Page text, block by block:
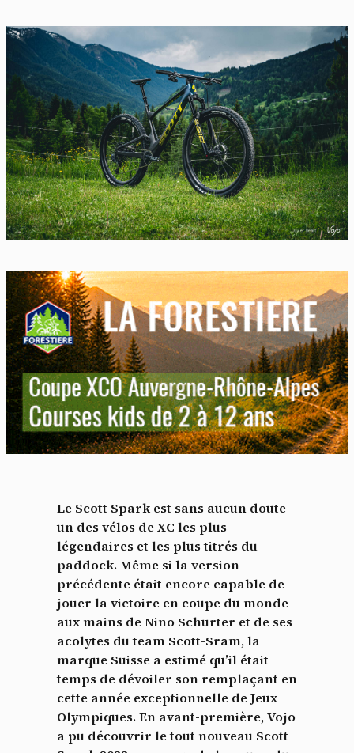
Le Scott Spark est sans aucun doute
un des vélos de XC les plus
légendaires et les plus titrés du
paddock. Même si la version
précédente était encore capable de
jouer la victoire en coupe du monde
aux mains de Nino Schurter et de ses
acolytes du team Scott-Sram, la
marque Suisse a estimé qu’il était
temps de dévoiler son remplaçant en
cette année exceptionnelle de Jeux
Olympiques. En avant-première, Vojo
a pu découvrir le tout nouveau Scott